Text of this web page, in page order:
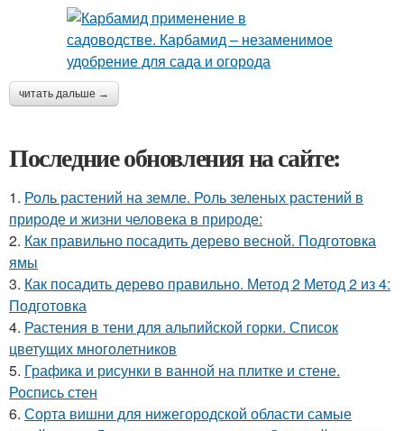
читать дальше →
Последние обновления на сайте:
1. Роль растений на земле. Роль зеленых растений в
природе и жизни человека в природе:
2. Как правильно посадить дерево весной. Подготовка
ямы
3. Как посадить дерево правильно. Метод 2 Метод 2 из 4:
Подготовка
4. Растения в тени для альпийской горки. Список
цветущих многолетников
5. Графика и рисунки в ванной на плитке и стене.
Роспись стен
6. Сорта вишни для нижегородской области самые